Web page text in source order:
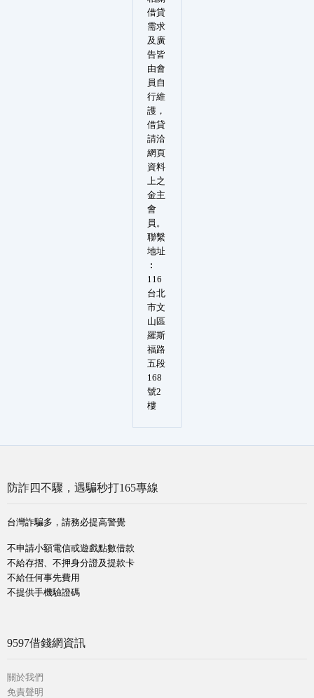
借貸
需求
及廣
告皆
由會
員自
行維
護，
借貸
請洽
網頁
資料
上之
金主
會
員。
聯繫
地址
︰
116
台北
市文
山區
羅斯
福路
五段
168
號2
樓
防詐四不驟，遇騙秒打165專線
台灣詐騙多，請務必提高警覺
不申請小額電信或遊戲點數借款
不給存摺、不押身分證及提款卡
不給任何事先費用
不提供手機驗證碼
9597借錢網資訊
關於我們
免責聲明